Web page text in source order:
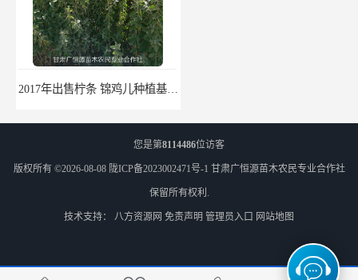
2017年出售柠条 锦鸡儿种植基地 甘肃广恒源苗木基地
您是第8114486位访客
版权所有 ©2026-08-08 陇ICP备2023002471号-1 甘肃广恒源苗木农民专业合作社
保留所有权利.
技术支持： 八方资源网 免责声明 管理员入口 网站地图